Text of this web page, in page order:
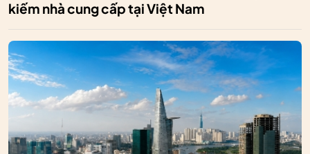
kiếm nhà cung cấp tại Việt Nam